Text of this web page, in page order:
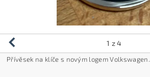
1 z 4
Přívěsek na klíče s novým logem Volkswagen.